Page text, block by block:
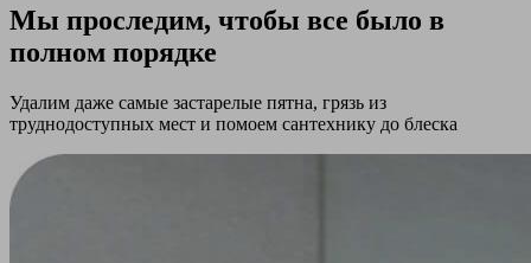
Мы проследим, чтобы все было в
полном порядке
Удалим даже самые застарелые пятна, грязь из
труднодоступных мест и помоем сантехнику до блеска